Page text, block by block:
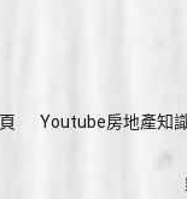
Youtube房地產知